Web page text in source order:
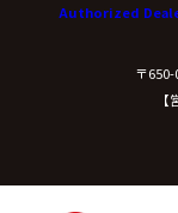
Authorized
〒